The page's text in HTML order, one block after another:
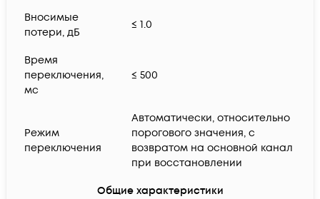
Вносимые
потери, дБ
≤ 1.0
Время
переключения,
мс
≤ 500
Режим
переключения
Автоматически, относительно
порогового значения, с
возвратом на основной канал
при восстановлении
Общие характеристики